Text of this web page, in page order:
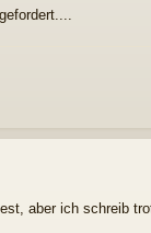
aber ich schreib